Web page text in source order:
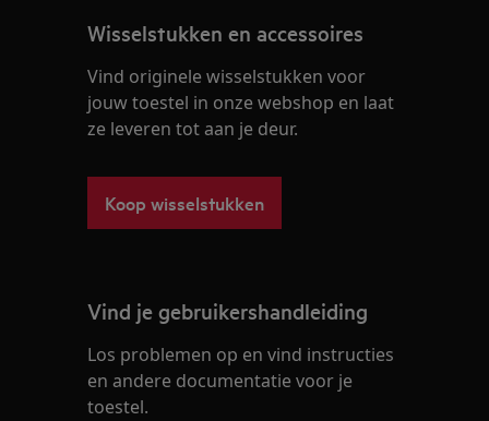
Wisselstukken en accessoires
Vind originele wisselstukken voor
jouw toestel in onze webshop en laat
ze leveren tot aan je deur.
Koop wisselstukken
Vind je gebruikershandleiding
Los problemen op en vind instructies
en andere documentatie voor je
toestel.